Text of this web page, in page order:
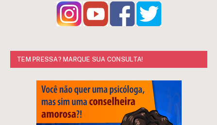
TEM PRESSA? MARQUE SUA CONSULTA!